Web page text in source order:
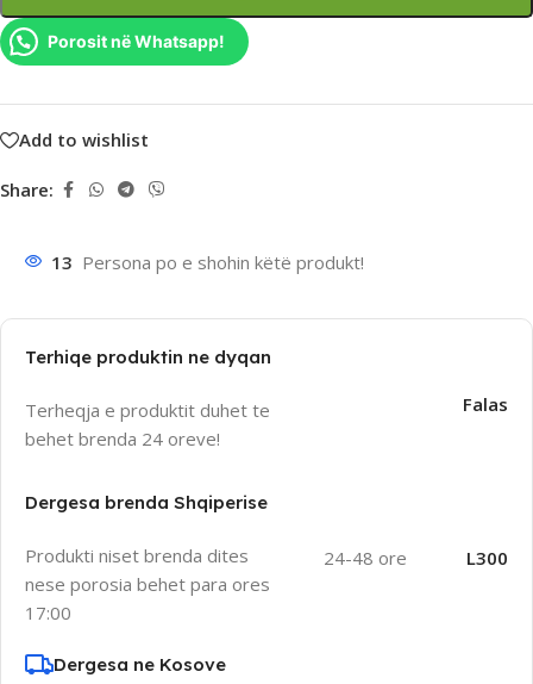
Porosit në Whatsapp!
Add to wishlist
Share:
13 Persona po e shohin këtë produkt!
Terhiqe produktin ne dyqan
Terheqja e produktit duhet te
behet brenda 24 oreve!
Falas
Dergesa brenda Shqiperise
Produkti niset brenda dites
nese porosia behet para ores
17:00
24-48 ore L300
Dergesa ne Kosove